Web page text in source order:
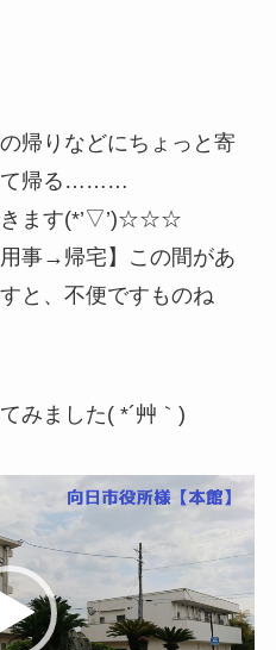
帰りなどにちょっと寄
て帰る………
きます(*’▽’)☆☆☆
事→帰宅】この間があ
と、不便ですものね
みました( *´艸｀)